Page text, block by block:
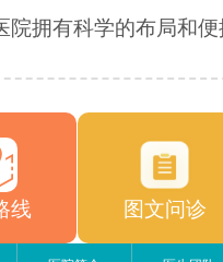
院拥有科学的布局和
线 图文问诊